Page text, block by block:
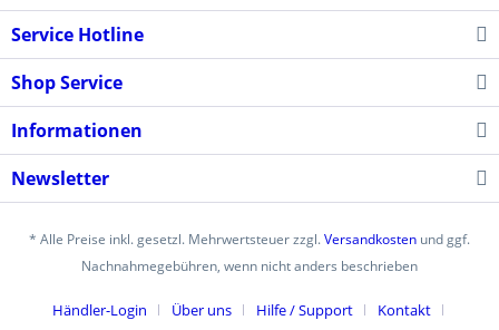
Service Hotline
Shop Service
Informationen
Newsletter
* Alle Preise inkl. gesetzl. Mehrwertsteuer zzgl.Versandkosten und ggf.
Nachnahmegebühren, wenn nicht anders beschrieben
Händler-Login Über uns Hilfe / Support
Kontakt